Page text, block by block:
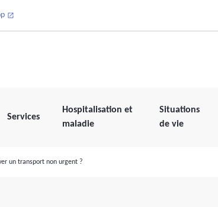
Services
Hospitalisation et
maladie
Situations
de vie
un transport non urgent ?